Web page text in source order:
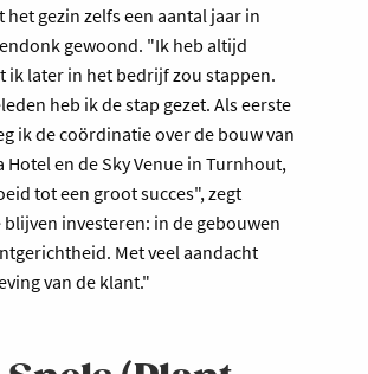
het gezin zelfs een aantal jaar in
gewoond. "Ik heb altijd
ik later in het bedrijf zou stappen.
heb ik de stap gezet. Als eerste
ik de coördinatie over de bouw van
Hotel en de Sky Venue in Turnhout,
tot een groot succes", zegt
blijven investeren: in de gebouwen
Met veel aandacht
van de klant."